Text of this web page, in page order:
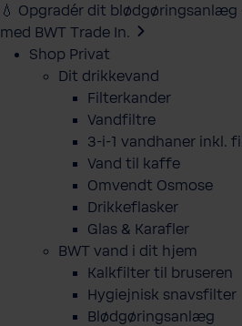
💧 Opgradér dit
med BWT Trade In.
Shop Privat
Dit drikkevand
Filterkander
Vandfiltre
3-i-1 vandhaner inkl.
Vand til kaffe
Omvendt Osmose
Drikkeflasker
Glas & Karafler
BWT vand i dit hjem
Kalkfilter til bruseren
Hygiejnisk snavsfilter
Blødgøringsanlæg